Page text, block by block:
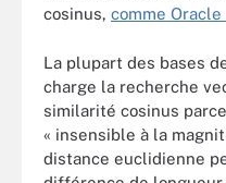
cosinus, comme Oracle
La plupart des bases
charge la recherche
similarité cosinus
« insensible à la
distance euclidienne